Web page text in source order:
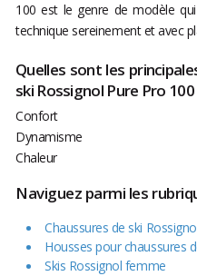
100 est le genre de modèle
technique sereinement et avec
Quelles sont les
ski Rossignol Pure Pro
Confort
Dynamisme
Chaleur
Naviguez parmi les
Chaussures de ski
Housses pour chaussures
Skis Rossignol femme